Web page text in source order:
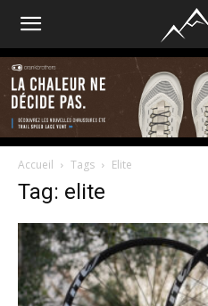
Accueil Tags Elite
Tag: elite